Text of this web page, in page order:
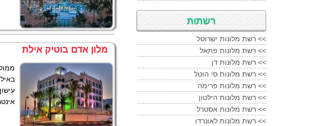
מלון אדם בוטיק אילת
רשתות
רשת מלונות ישרוטל <<
רשת מלונות פתאל <<
רשת מלונות דן <<
רשת מלונות סי הוטל <<
רשת מלונות פרימה <<
רשת מלונות הילטון <<
רשת מלונות אסטרל <<
רשת מלונות לאונרדו <<
מלון פרימה מיוזיק
אילת
מלון קומפורטאילת
אילת
במבצע ישראכרט
מלון רויאל גארדן
מלון רויאל גארדן
אילתבמבצע ישראכרט
מלון ריביירהאילת
מלון ריביירהאילת במבצע ישראכרט